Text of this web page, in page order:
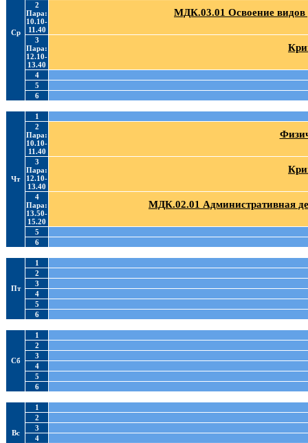
Ср
2
Пара:
10.10-
11.40
МДК.03.01 Освоение
3
Пара:
12.10-
13.40
4
5
6
Чт
1
2
Пара:
10.10-
11.40
3
Пара:
12.10-
13.40
4
Пара:
13.50-
15.20
МДК.02.01 Административная
5
6
Пт
1
2
3
4
5
6
Сб
1
2
3
4
5
6
Вс
1
2
3
4